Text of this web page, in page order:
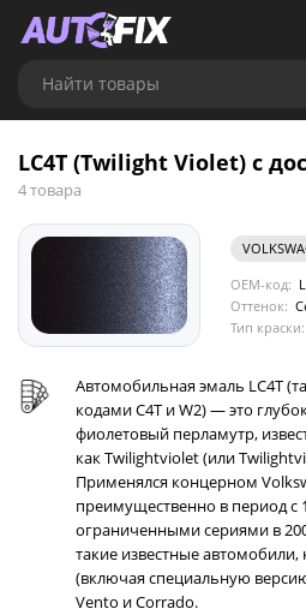
Найти товары
LC4T (Twilight Violet) с
4 товара
OEM-код:
Оттенок:
Тип краски:
Автомобильная эмаль LC4T
кодами C4T и W2) — это
фиолетовый перламутр,
как Twilightviolet (или
Применялся концерном
преимущественно в период с
ограниченными сериями в
такие известные автомобили,
(включая специальную
Vento и Corrado.